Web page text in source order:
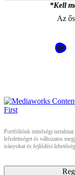
*Kell
Az
Portfóliónk minőségi tartalmat
lefedettséget és változatos
irányokat és fejlődési